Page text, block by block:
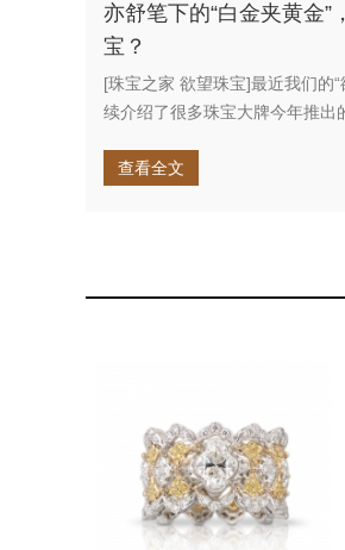
亦舒笔下的“白金夹黄金”
宝？
[珠宝之家 欲望珠宝]最近我们的
续介绍了很多珠宝大牌今年推出
查看全文